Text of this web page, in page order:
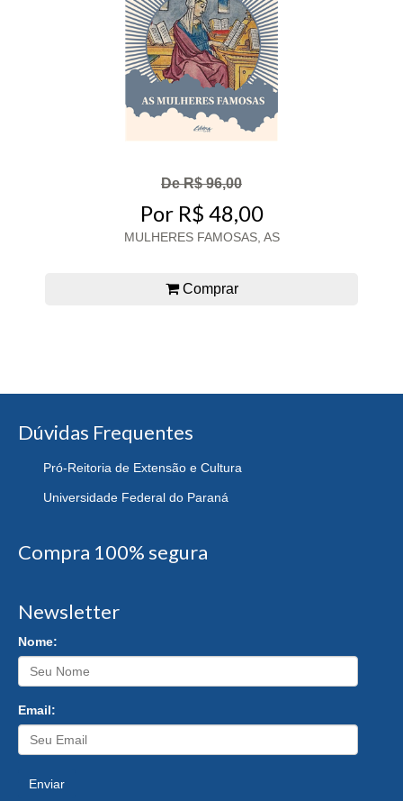
De R$ 96,00
Por R$ 48,00
MULHERES FAMOSAS, AS
Comprar
Dúvidas Frequentes
Pró-Reitoria de Extensão e Cultura
Universidade Federal do Paraná
Compra 100% segura
Newsletter
Nome:
Email:
Enviar